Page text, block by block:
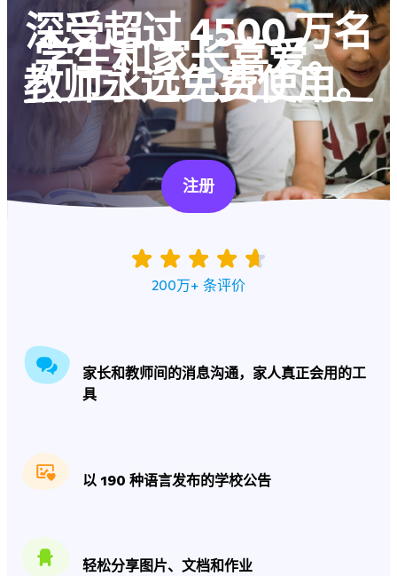
深受超过 4500 万名
学生和家长喜爱。
教师永远免费使用。
注册
200万+ 条评价
家长和教师间的消息沟通，家人真正会用的工
具
以 190 种语言发布的学校公告
轻松分享图片、文档和作业